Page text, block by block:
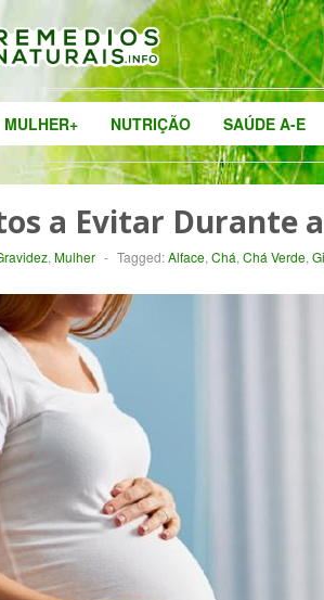
MULHER+ NUTRIÇÃO SAÚDE A-E
a Evitar Durante
, Mulher - Tagged:Alface, Chá, Chá Verde,